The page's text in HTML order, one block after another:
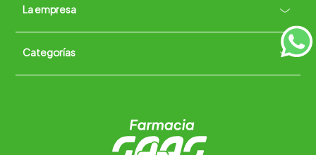
Contacto vía WhatsApp
Términos y condiciones
La empresa +
Quiénes somos
Trabaja con nosotros
Categorías +